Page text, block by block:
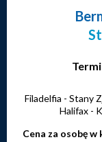
Filadelfia - Stany
Halifax -
Cena za osobę